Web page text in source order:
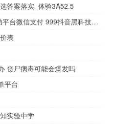
答案落实_体验3A52.5
111点赞网 - 快手点赞在线自助平台微信支付 999抖音黑科技商城app
表
丧尸病毒可能会爆发吗
平台
实验中学